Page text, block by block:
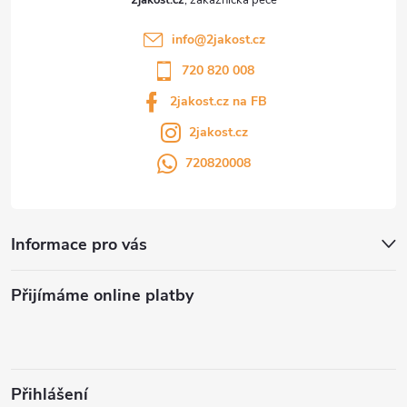
info@2jakost.cz
720 820 008
2jakost.cz na FB
2jakost.cz
720820008
Informace pro vás
Přijímáme online platby
Přihlášení